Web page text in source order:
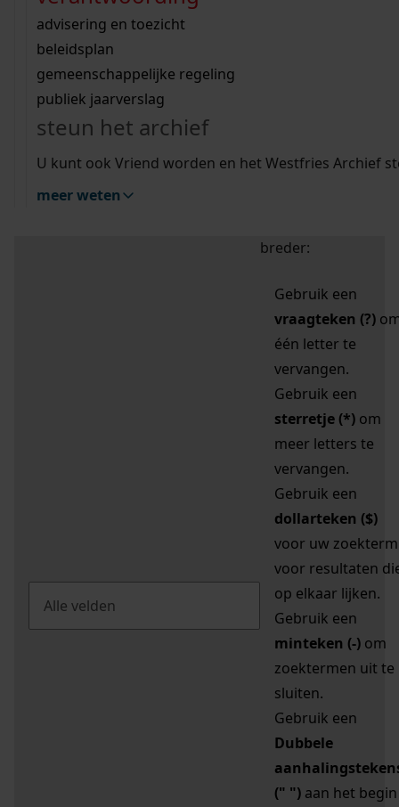
bouwvergunningen
omgevingsvergunningen
vergunningen
beeld en geluid
uitleg nodig?
Wij helpen u op weg met een aantal zoektips.
bekijk alle zoektips
Wij helpen u op weg met een aantal zoektips.
bekijk alle zoektips
bekijk ons geschiedenislokaal
advisering en toezicht
beleidsplan
gemeenschappelijke regeling
publiek jaarverslag
steun het archief
U kunt ook Vriend worden en het Westfries Archief
meer weten
zoektips
Mijn Studiezaal (inloggen)
uw zoekopdracht te
breder:
Gebruik een
vraagteken (?)
één letter te
vervangen.
Gebruik een
sterretje (*) om
meer letters te
vervangen.
Gebruik een
dollarteken ($)
voor uw zoekterm
voor resultaten
op elkaar lijken.
Gebruik een
minteken (-) om
zoektermen uit te
sluiten.
Gebruik een
Dubbele
(" ") aan het begin